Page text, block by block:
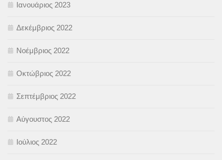
Ιανουάριος 2023
Δεκέμβριος 2022
Νοέμβριος 2022
Οκτώβριος 2022
Σεπτέμβριος 2022
Αύγουστος 2022
Ιούλιος 2022